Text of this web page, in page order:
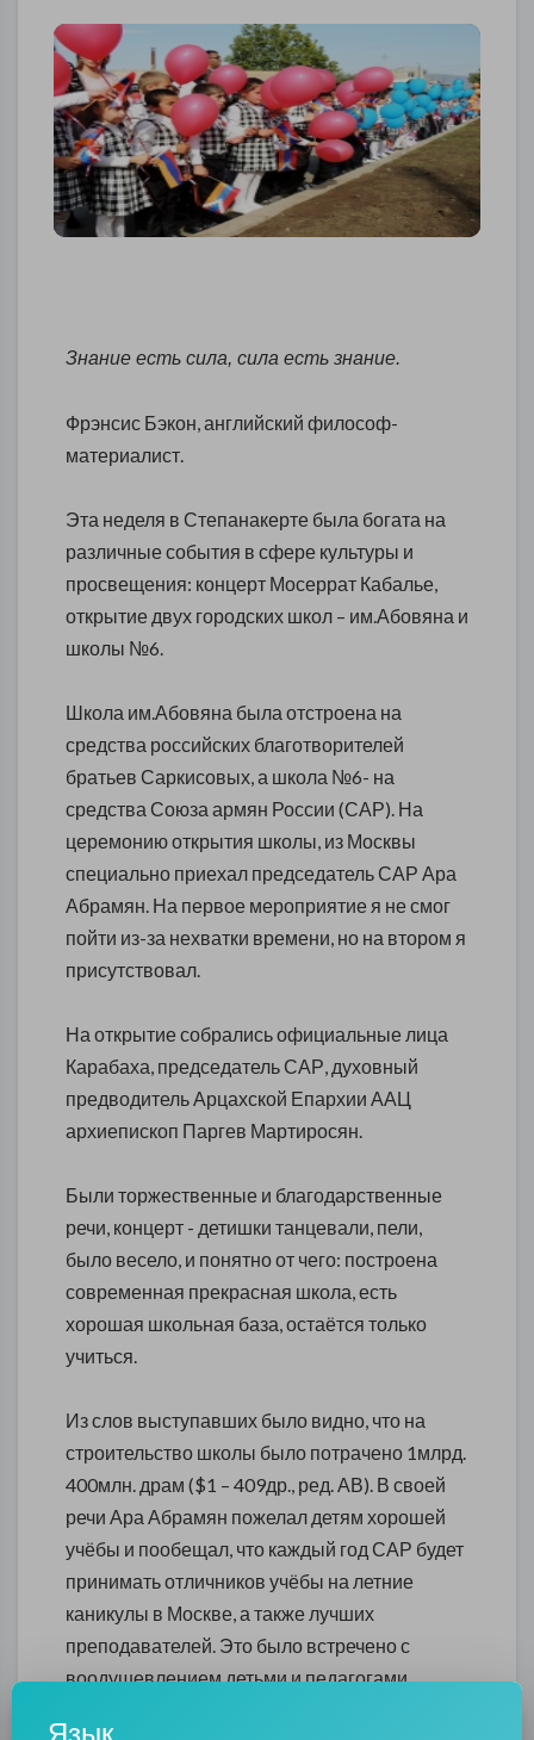
Знание есть сила, сила есть знание.
Фрэнсис Бэкон, английский философ-
материалист.
Эта неделя в Степанакерте была богата на
различные события в сфере культуры и
просвещения: концерт Мосеррат Кабалье,
открытие двух городских школ – им.Абовяна и
школы №6.
Школа им.Абовяна была отстроена на
средства российских благотворителей
братьев Саркисовых, а школа №6- на
средства Союза армян России (САР). На
церемонию открытия школы, из Москвы
специально приехал председатель САР Ара
Абрамян. На первое мероприятие я не смог
пойти из-за нехватки времени, но на втором я
присутствовал.
На открытие собрались официальные лица
Карабаха, председатель САР, духовный
предводитель Арцахской Епархии ААЦ
архиепископ Паргев Мартиросян.
Были торжественные и благодарственные
речи, концерт - детишки танцевали, пели,
было весело, и понятно от чего: построена
современная прекрасная школа, есть
хорошая школьная база, остаётся только
учиться.
Из слов выступавших было видно, что на
строительство школы было потрачено 1млрд.
400млн. драм ($1 – 409др., ред. АВ). В своей
речи Ара Абрамян пожелал детям хорошей
учёбы и пообещал, что каждый год САР будет
принимать отличников учёбы на летние
каникулы в Москве, а также лучших
преподавателей. Это было встречено с
воодушевлением детьми и педагогами.
Язык